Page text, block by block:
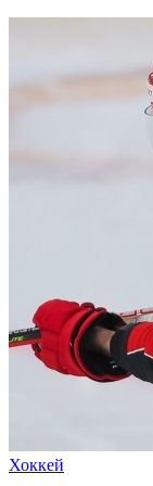
Хоккей